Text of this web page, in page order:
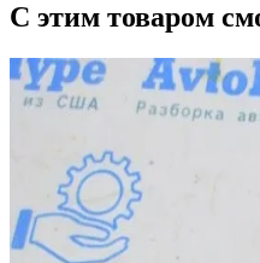
С этим товаром